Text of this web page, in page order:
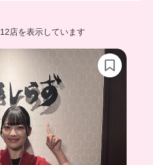
12店を表示しています